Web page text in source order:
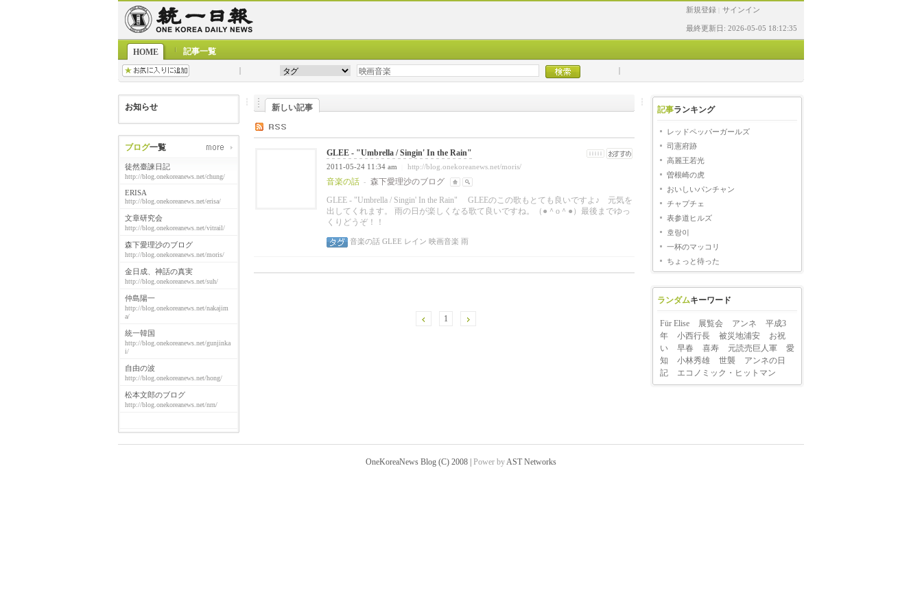
新規登録 サインイン
最終更新日: 2026-05-05 18:12:35
HOME 記事一覧
お知らせ
ブログ一覧
徒然臺諫日記
http://blog.onekoreanews.net/chung/
ERISA
http://blog.onekoreanews.net/erisa/
文章研究会
http://blog.onekoreanews.net/vitrail/
森下愛理沙のブログ
http://blog.onekoreanews.net/moris/
金日成、神話の真実
http://blog.onekoreanews.net/suh/
仲島陽一
http://blog.onekoreanews.net/nakajim
a/
統一韓国
http://blog.onekoreanews.net/gunjinka
i/
自由の波
http://blog.onekoreanews.net/hong/
松本文郎のブログ
http://blog.onekoreanews.net/nrn/
新しい記事
GLEE - "Umbrella / Singin' In the Rain"
2011-05-24 11:34 am http://blog.onekoreanews.net/moris/
音楽の話 -
森下愛理沙のブログ
GLEE - "Umbrella / Singin' In the Rain" GLEEのこの歌もとても良いですよ♪ 元気を
出してくれます。 雨の日が楽しくなる歌て良いですね。（●＾o＾●）最後までゆっ
くりどうぞ！！
音楽の話 GLEE レイン 映画音楽 雨
1
記事ランキング
レッドペッパーガールズ
司憲府跡
高麗王若光
曽根崎の虎
おいしいパンチャン
チャプチェ
表参道ヒルズ
호랑이
一杯のマッコリ
ちょっと待った
ランダムキーワード
Für Elise 展覧会 アンネ
平成3
年
小西行長 被災地浦安
お祝
い
早春 喜寿 元読売巨人軍
愛
知
小林秀雄 世襲
アンネの日
記
エコノミック・ヒットマン
OneKoreaNews Blog (C) 2008 | Power byAST Networks